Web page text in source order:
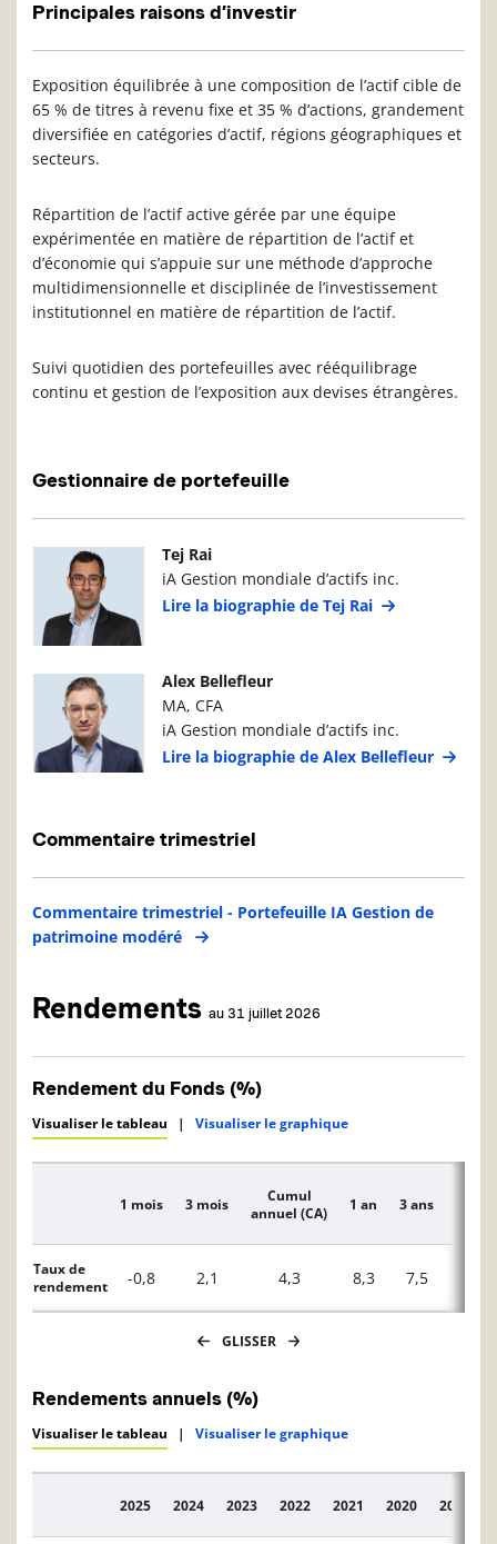
Principales raisons d’investir
Exposition équilibrée à une composition de l’actif cible de
65 % de titres à revenu fixe et 35 % d’actions, grandement
diversifiée en catégories d’actif, régions géographiques et
secteurs.
Répartition de l’actif active gérée par une équipe
expérimentée en matière de répartition de l’actif et
d’économie qui s’appuie sur une méthode d’approche
multidimensionnelle et disciplinée de l’investissement
institutionnel en matière de répartition de l’actif.
Suivi quotidien des portefeuilles avec rééquilibrage
continu et gestion de l’exposition aux devises étrangères.
Gestionnaire de portefeuille
Photo du gestionnaire de portefeuille
Tej Rai
iA Gestion mondiale d’actifs inc.
Lire la biographie de Tej Rai
Photo du gestionnaire de portefeuille
Alex Bellefleur
MA, CFA
iA Gestion mondiale d’actifs inc.
Lire la biographie de Alex Bellefleur
Commentaire trimestriel
Commentaire trimestriel - Portefeuille IA Gestion de
patrimoine modéré
Rendements au 31 juillet 2026
Rendement du Fonds (%)
Visualiser le tableau | Visualiser le graphique
Description
1 mois 3 mois
Cumul
annuel (CA)
1 an 3 ans
Taux de
rendement
-0,8 2,1 4,3 8,3 7,5
GLISSER
Rendements annuels (%)
Visualiser le tableau | Visualiser le graphique
Description
2025 2024 2023 2022 2021 2020 2019